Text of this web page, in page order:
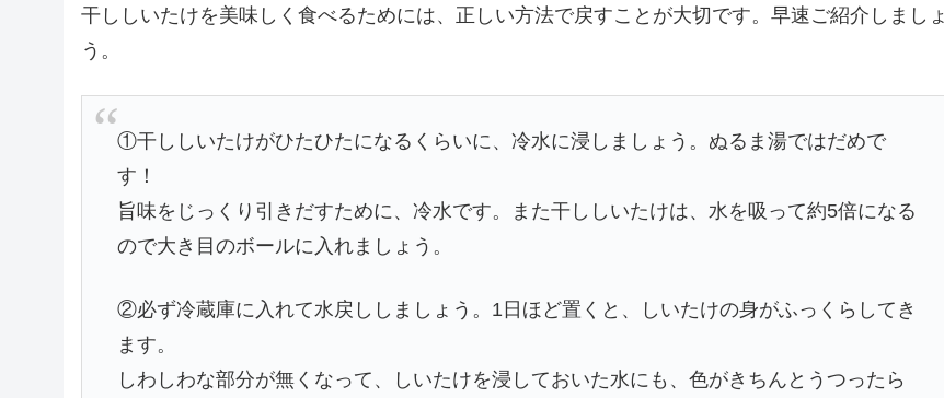
干ししいたけを美味しく食べるためには、正しい方法で戻すことが大切です。早速ご紹介しましょ
う。
①干ししいたけがひたひたになるくらいに、冷水に浸しましょう。ぬるま湯ではだめで
す！
旨味をじっくり引きだすために、冷水です。また干ししいたけは、水を吸って約5倍になる
ので大き目のボールに入れましょう。
②必ず冷蔵庫に入れて水戻ししましょう。1日ほど置くと、しいたけの身がふっくらしてき
ます。
しわしわな部分が無くなって、しいたけを浸しておいた水にも、色がきちんとうつったら